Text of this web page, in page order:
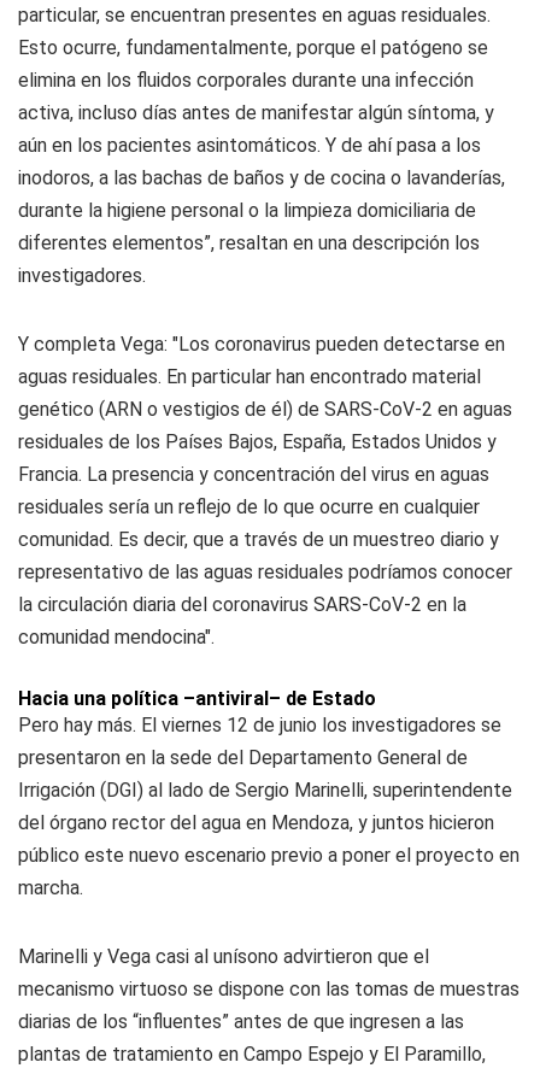
particular, se encuentran presentes en aguas residuales.
Esto ocurre, fundamentalmente, porque el patógeno se
elimina en los fluidos corporales durante una infección
activa, incluso días antes de manifestar algún síntoma, y
aún en los pacientes asintomáticos. Y de ahí pasa a los
inodoros, a las bachas de baños y de cocina o lavanderías,
durante la higiene personal o la limpieza domiciliaria de
diferentes elementos”, resaltan en una descripción los
investigadores.
Y completa Vega: "Los coronavirus pueden detectarse en
aguas residuales. En particular han encontrado material
genético (ARN o vestigios de él) de SARS-CoV-2 en aguas
residuales de los Países Bajos, España, Estados Unidos y
Francia. La presencia y concentración del virus en aguas
residuales sería un reflejo de lo que ocurre en cualquier
comunidad. Es decir, que a través de un muestreo diario y
representativo de las aguas residuales podríamos conocer
la circulación diaria del coronavirus SARS-CoV-2 en la
comunidad mendocina".
Hacia una política –antiviral– de Estado
Pero hay más. El viernes 12 de junio los investigadores se
presentaron en la sede del Departamento General de
Irrigación (DGI) al lado de Sergio Marinelli, superintendente
del órgano rector del agua en Mendoza, y juntos hicieron
público este nuevo escenario previo a poner el proyecto en
marcha.
Marinelli y Vega casi al unísono advirtieron que el
mecanismo virtuoso se dispone con las tomas de muestras
diarias de los “influentes” antes de que ingresen a las
plantas de tratamiento en Campo Espejo y El Paramillo,